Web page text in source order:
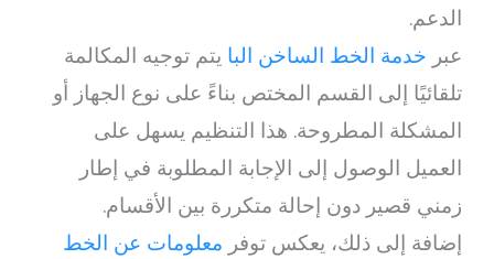
الدعم.
عبر خدمة الخط الساخن البا يتم توجيه المكالمة
تلقائيًا إلى القسم المختص بناءً على نوع الجهاز أو
المشكلة المطروحة. هذا التنظيم يسهل على
العميل الوصول إلى الإجابة المطلوبة في إطار
زمني قصير دون إحالة متكررة بين الأقسام.
إضافة إلى ذلك، يعكس توفر معلومات عن الخط